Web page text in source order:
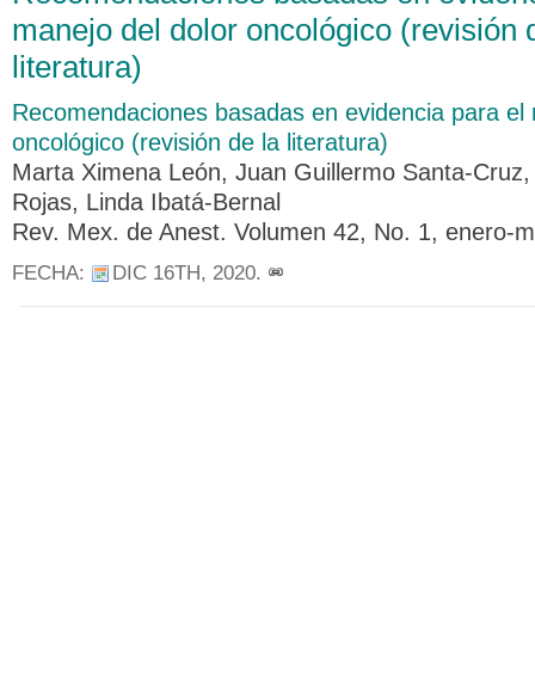
manejo del dolor oncológico (revisión
literatura)
Recomendaciones basadas en evidencia para el
oncológico (revisión de la literatura)
Marta Ximena León, Juan Guillermo Santa-
Rojas, Linda Ibatá-Bernal
Rev. Mex. de Anest. Volumen 42, No. 1, enero-
FECHA: DIC 16TH, 2020.